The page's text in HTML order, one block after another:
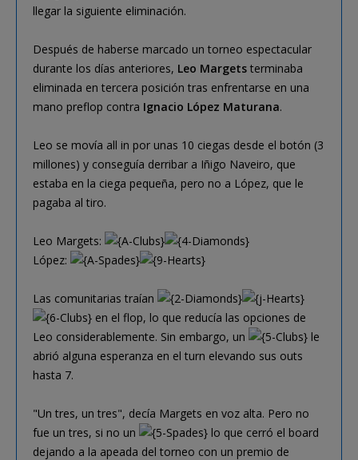
llegar la siguiente eliminación.
Después de haberse marcado un torneo espectacular
durante los días anteriores, Leo Margets terminaba
eliminada en tercera posición tras enfrentarse en una
mano preflop contra Ignacio López Maturana.
Leo se movía all in por unas 10 ciegas desde el botón (3
millones) y conseguía derribar a Iñigo Naveiro, que
estaba en la ciega pequeña, pero no a López, que le
pagaba al tiro.
Leo Margets:
López:
Las comunitarias traían
en el flop, lo que reducía las opciones de
Leo considerablemente. Sin embargo, un
le
abrió alguna esperanza en el turn elevando sus outs
hasta 7.
"Un tres, un tres", decía Margets en voz alta. Pero no
fue un tres, si no un
lo que cerró el board
dejando a la apeada del torneo con un premio de